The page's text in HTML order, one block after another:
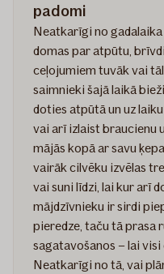
padomi
Neatkarīgi no
domas par atpūtu,
ceļojumiem tuvāk vai
saimnieki šajā laikā
doties atpūtā un uz
vai arī izlaist braucienu
mājās kopā ar savu
vairāk cilvēku izvēlas
vai suni līdzi, lai kur arī
mājdzīvnieku ir sirdi
pieredze, taču tā prasa
sagatavošanos – lai
Neatkarīgi no tā, vai